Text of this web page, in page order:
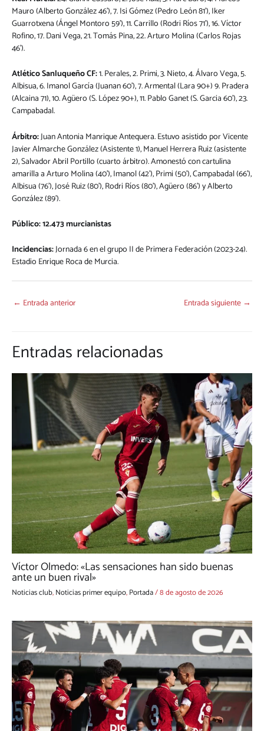
Mauro (Alberto González 46’), 7. Isi Gómez (Pedro León 81’), Iker
Guarrotxena (Ángel Montoro 59’), 11. Carrillo (Rodri Ríos 71’), 16. Víctor
Rofino, 17. Dani Vega, 21. Tomás Pina, 22. Arturo Molina (Carlos Rojas
46’).
Atlético Sanluqueño CF:1. Perales, 2. Primi, 3. Nieto, 4. Álvaro Vega, 5.
Albisua, 6. Imanol García (Juanan 60’), 7. Armental (Lara 90+) 9. Pradera
(Alcaina 71), 10. Agüero (S. López 90+), 11. Pablo Ganet (S. Garcia 60’), 23.
Campabadal.
Árbitro:Juan Antonia Manrique Antequera. Estuvo asistido por Vicente
Javier Almarche González (Asistente 1), Manuel Herrera Ruiz (asistente
2), Salvador Abril Portillo (cuarto árbitro). Amonestó con cartulina
amarilla a Arturo Molina (40’), Imanol (42’), Primi (50’), Campabadal (66’),
Albisua (76’), José Ruiz (80’), Rodri Ríos (80’), Agüero (86’) y Alberto
González (89’).
Público: 12.473 murcianistas
Incidencias:Jornada 6 en el grupo II de Primera Federación (2023-24).
Estadio Enrique Roca de Murcia.
← Entrada anterior Entrada siguiente →
Entradas relacionadas
Víctor Olmedo: «Las sensaciones han sido buenas
ante un buen rival»
Noticias club,Noticias primer equipo,Portada/8 de agosto de 2026